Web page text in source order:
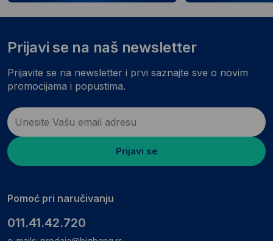
Prijavi se na naš newsletter
Prijavite se na newsletter i prvi saznajte sve o novim
promocijama i popustima.
Prijavi se
Pomoć pri naručivanju
011.41.42.720